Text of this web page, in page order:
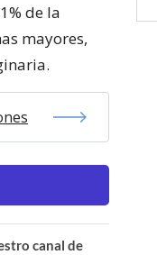
de la
mayores,
canal de